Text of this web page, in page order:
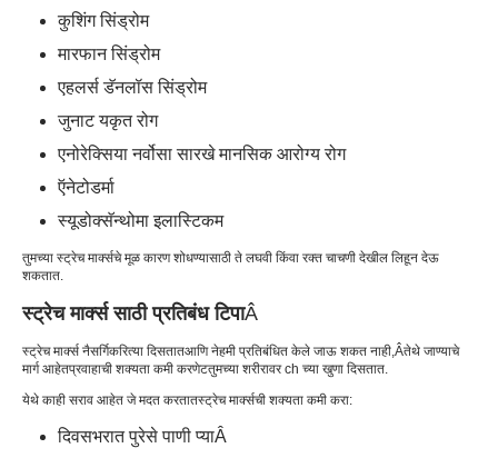
कुशिंग सिंड्रोम
मारफान सिंड्रोम
एहलर्स डॅनलॉस सिंड्रोम
जुनाट यकृत रोग
एनोरेक्सिया नर्वोसा सारखे मानसिक आरोग्य रोग
ऍनेटोडर्मा
स्यूडोक्सॅन्थोमा इलास्टिकम
तुमच्या स्ट्रेच मार्क्सचे मूळ कारण शोधण्यासाठी ते लघवी किंवा रक्त चाचणी देखील लिहून देऊ
शकतात.
स्ट्रेच मार्क्स साठी प्रतिबंध टिपाÂ
स्ट्रेच मार्क्स नैसर्गिकरित्या दिसतातआणि नेहमी प्रतिबंधित केले जाऊ शकत नाही,Âतेथे जाण्याचे
मार्ग आहेतप्रवाहाची शक्यता कमी करणेटतुमच्या शरीरावर ch च्या खुणा दिसतात.
येथे काही सराव आहेत जे मदत करतातस्ट्रेच मार्क्सची शक्यता कमी करा:
दिवसभरात पुरेसे पाणी प्याÂ